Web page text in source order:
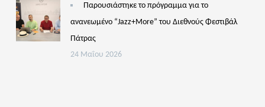
Παρουσιάστηκε το πρόγραμμα για το
ανανεωμένο “Jazz+More” του Διεθνούς Φεστιβάλ
Πάτρας
24 Μαΐου 2026